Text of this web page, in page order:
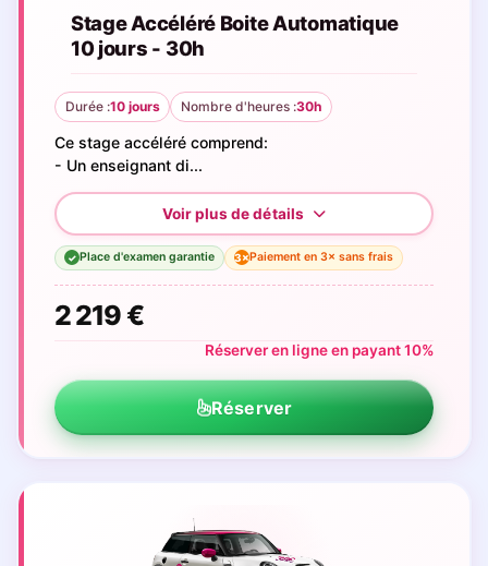
Stage Accéléré Boite Automatique
10 jours - 30h
Durée :10 jours Nombre d'heures :30h
Ce stage accéléré comprend:
- Un enseignant di...
✓ Place d'examen garantie 3×Paiement en 3× sans frais
2 219 €
Réserver en ligne en payant 10%
Réserver